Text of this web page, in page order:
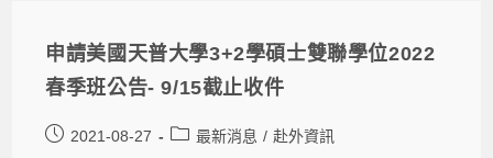
申請美國天普大學3+2學碩士雙聯學位2022
春季班公告- 9/15截止收件
2021-08-27 最新消息 / 赴外資訊